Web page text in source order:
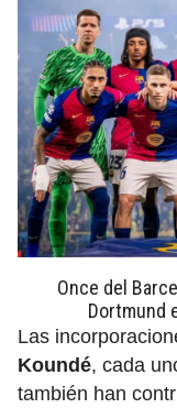
Once del
Dortmund
Las
Koundé, cada
también han